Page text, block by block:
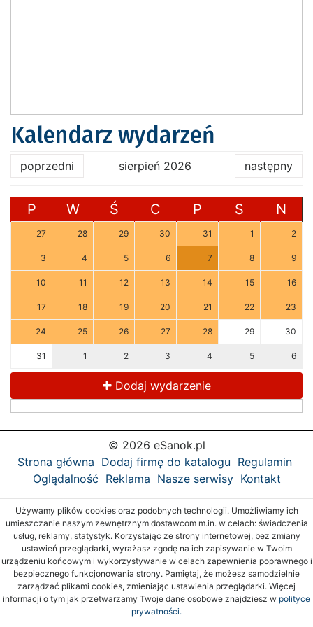
Kalendarz wydarzeń
poprzedni sierpień 2026 następny
P W Ś C P S N
27 28 29 30 31 1 2
3 4 5 6 7 8 9
10 11 12 13 14 15 16
17 18 19 20 21 22 23
24 25 26 27 28 29 30
31 1 2 3 4 5 6
Dodaj wydarzenie
© 2026 eSanok.pl
Strona główna Dodaj firmę do katalogu Regulamin
Oglądalność Reklama Nasze serwisy Kontakt
Używamy plików cookies oraz podobnych technologii. Umożliwiamy ich
umieszczanie naszym zewnętrznym dostawcom m.in. w celach: świadczenia
usług, reklamy, statystyk. Korzystając ze strony internetowej, bez zmiany
ustawień przeglądarki, wyrażasz zgodę na ich zapisywanie w Twoim
urządzeniu końcowym i wykorzystywanie w celach zapewnienia poprawnego i
bezpiecznego funkcjonowania strony. Pamiętaj, że możesz samodzielnie
zarządzać plikami cookies, zmieniając ustawienia przeglądarki. Więcej
informacji o tym jak przetwarzamy Twoje dane osobowe znajdziesz w polityce
prywatności.